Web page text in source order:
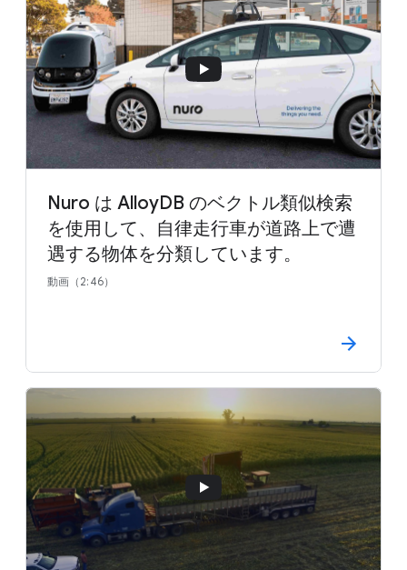
Nuro は AlloyDB のベクトル類似検索
を使用して、自律走行車が道路上で遭
遇する物体を分類しています。
動画（2:46）